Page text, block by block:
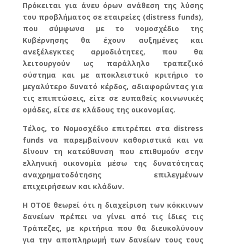
Πρόκειται για άνευ όρων ανάθεση της λύσης
του προβλήματος σε εταιρείες (distress funds),
που σύμφωνα με το νομοσχέδιο της
Κυβέρνησης θα έχουν αυξημένες και
ανεξέλεγκτες αρμοδιότητες, που θα
λειτουργούν ως παράλληλο τραπεζικό
σύστημα και με αποκλειστικό κριτήριο το
μεγαλύτερο δυνατό κέρδος, αδιαφορώντας για
τις επιπτώσεις, είτε σε ευπαθείς κοινωνικές
ομάδες, είτε σε κλάδους της οικονομίας.
Τέλος, το Νομοσχέδιο επιτρέπει στα distress
funds να παρεμβαίνουν καθοριστικά και να
δίνουν τη κατεύθυνση που επιθυμούν στην
ελληνική οικονομία μέσω της δυνατότητας
αναχρηματοδότησης επιλεγμένων
επιχειρήσεων και κλάδων.
Η ΟΤΟΕ θεωρεί ότι η διαχείριση των κόκκινων
δανείων πρέπει να γίνει από τις ίδιες τις
Τράπεζες, με κριτήρια που θα διευκολύνουν
για την αποπληρωμή των δανείων τους τους